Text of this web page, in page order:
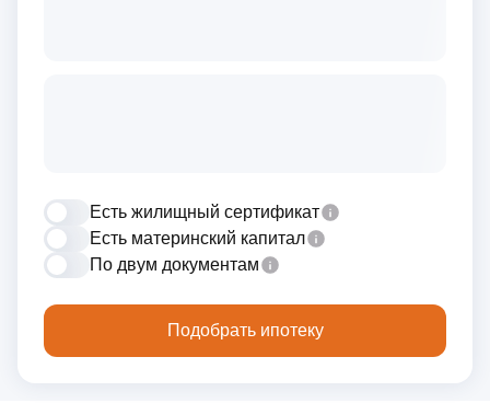
Есть жилищный сертификат
Есть материнский капитал
По двум документам
Подобрать ипотеку